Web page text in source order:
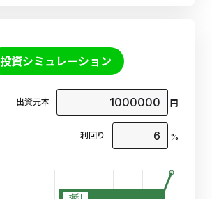
投資シミュレーション
出資元本 円
利回り %
複利